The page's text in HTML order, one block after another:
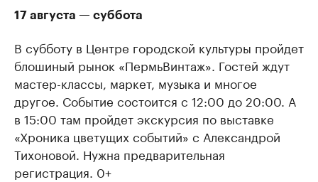
17 августа — суббота
В субботу в Центре городской культуры пройдет
блошиный рынок «ПермьВинтаж». Гостей ждут
мастер-классы, маркет, музыка и многое
другое. Событие состоится с 12:00 до 20:00. А
в 15:00 там пройдет экскурсия по выставке
«Хроника цветущих событий» с Александрой
Тихоновой. Нужна предварительная
регистрация. 0+